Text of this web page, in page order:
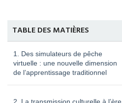
TABLE DES MATIÈRES
1. Des simulateurs de pêche
virtuelle : une nouvelle dimension
de l’apprentissage traditionnel